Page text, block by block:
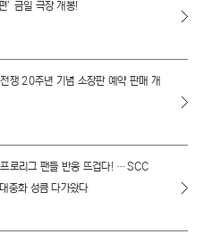
’ 금일 극장 개봉!
쟁 20주년 기념 소장판 예약 판매 개
프로리그 팬들 반응 뜨겁다! …SCC
중화 성큼 다가왔다